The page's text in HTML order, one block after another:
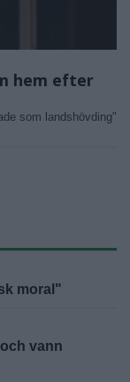
hem efter
som landshövding"
moral"
vann